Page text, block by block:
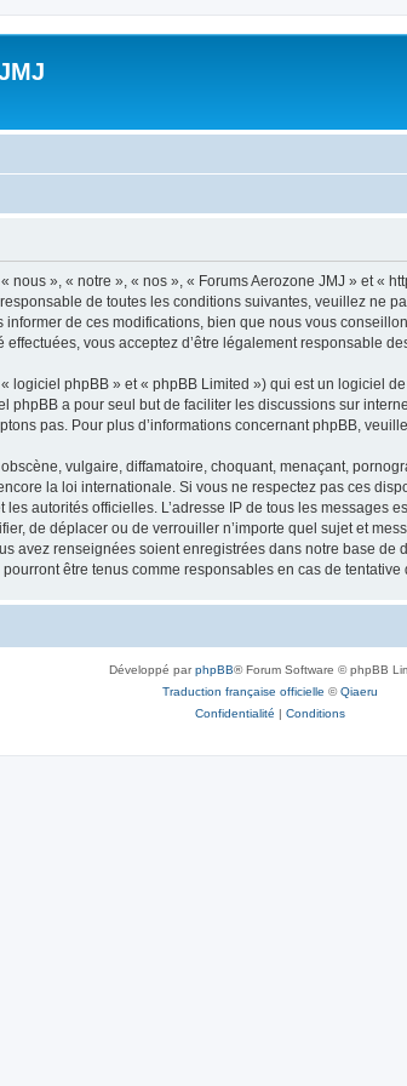
», « notre », « nos », « Forums Aerozone JMJ » et «
de toutes les conditions suivantes, veuillez ne
de ces modifications, bien que nous vous
vous acceptez d’être légalement responsable
logiciel phpBB » et « phpBB Limited ») qui est un logiciel
phpBB a pour seul but de faciliter les discussions sur
pas. Pour plus d’informations concernant phpBB,
vulgaire, diffamatoire, choquant, menaçant,
la loi internationale. Si vous ne respectez pas ces
autorités officielles. L’adresse IP de tous les
de déplacer ou de verrouiller n’importe quel sujet et
avez renseignées soient enregistrées dans notre base
être tenus comme responsables en cas de
Développé parphpBB® Forum Software © phpBB
Traduction française officielle ©Qiaeru
Confidentialité | Conditions